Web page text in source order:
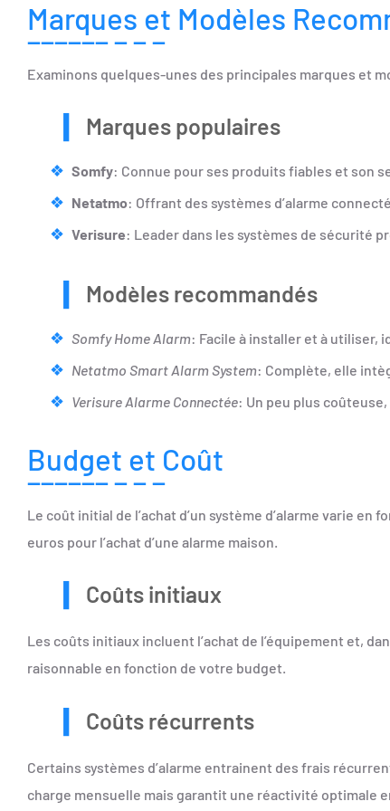
Marques et Modèles
Examinons quelques-unes des principales marques et
Marques populaires
Somfy: Connue pour ses produits fiables et son
Netatmo: Offrant des systèmes d’alarme
Verisure: Leader dans les systèmes de sécurité
Modèles recommandés
Somfy Home Alarm: Facile à installer et à utiliser,
Netatmo Smart Alarm System: Complète, elle
Verisure Alarme Connectée: Un peu plus
Budget et Coût
Le coût initial de l’achat d’un système d’alarme varie
euros pour l’achat d’une alarme maison.
Coûts initiaux
Les coûts initiaux incluent l’achat de l’équipement et,
raisonnable en fonction de votre budget.
Coûts récurrents
Certains systèmes d’alarme entrainent des frais
charge mensuelle mais garantit une réactivité optimale